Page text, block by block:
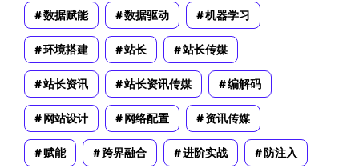
数据赋能 数据驱动 机器学习
环境搭建 站长 站长传媒
站长资讯 站长资讯传媒 编解码
网站设计 网络配置 资讯传媒
赋能 跨界融合 进阶实战 防注入